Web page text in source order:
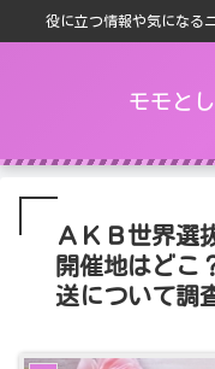
役に立つ情報や気になる
モモと
ＡＫＢ世界選
開催地はどこ
送について調